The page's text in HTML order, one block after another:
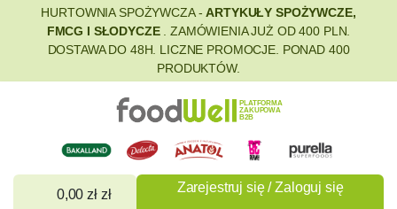
HURTOWNIA SPOŻYWCZA -ARTYKUŁY SPOŻYWCZE,
FMCG I SŁODYCZE
. ZAMÓWIENIA JUŻ OD 400 PLN.
DOSTAWA DO 48H. LICZNE PROMOCJE. PONAD 400
PRODUKTÓW.
PLATFORMA
ZAKUPOWA
B2B
0,00 zł zł Zarejestruj się / Zaloguj się